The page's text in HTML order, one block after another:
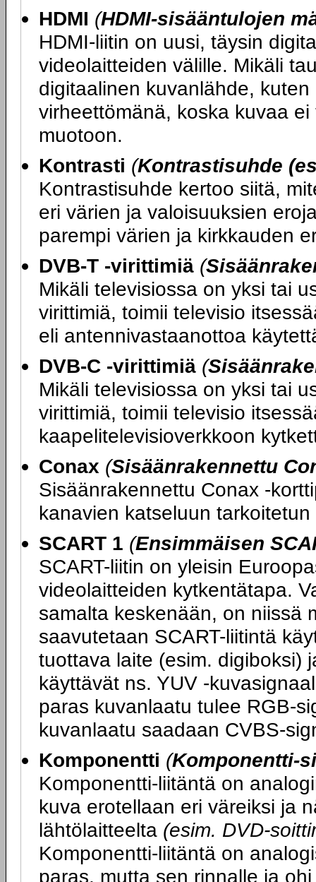
HDMI (HDMI-sisääntulojen
HDMI-liitin on uusi, täysin
videolaitteiden välille. Mikäli
digitaalinen kuvanlähde,
virheettömänä, koska kuvaa
muotoon.
Kontrasti (Kontrastisuhde
Kontrastisuhde kertoo siitä,
eri värien ja valoisuuksien
parempi värien ja kirkkauden
DVB-T -virittimiä (
Mikäli televisiossa on yksi tai
virittimiä, toimii televisio
eli antennivastaanottoa
DVB-C -virittimiä (
Mikäli televisiossa on yksi tai
virittimiä, toimii televisio
kaapelitelevisioverkkoon
Conax (Sisäänrakennettu
Sisäänrakennettu Conax -
kanavien katseluun
SCART 1 (Ensimmäisen
SCART-liitin on yleisin
videolaitteiden kytkentätapa.
samalta keskenään, on niissä
saavutetaan SCART-liitintä
tuottava laite (esim. digiboksi)
käyttävät ns. YUV -
paras kuvanlaatu tulee RGB-
kuvanlaatu saadaan CVBS-
Komponentti (Komponentti-
Komponentti-liitäntä on
kuva erotellaan eri väreiksi ja
lähtölaitteelta (esim. DVD-
Komponentti-liitäntä on
paras, mutta sen rinnalle ja